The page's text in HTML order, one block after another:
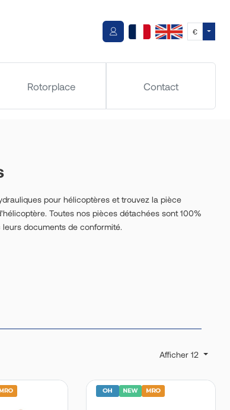
€
Rotorplace Contact
pour hélicoptères et trouvez la pièce
Toutes nos pièces détachées sont 100%
documents de conformité.
Afficher 12